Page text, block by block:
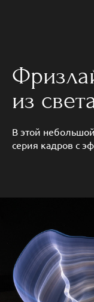
из
В этой
серия кадров с